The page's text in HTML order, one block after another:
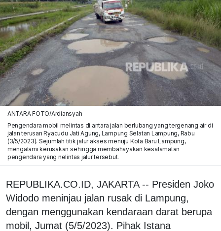
ANTARA FOTO/Ardiansyah
Pengendara mobil melintas di antara jalan berlubang yang tergenang air di
jalan terusan Ryacudu Jati Agung, Lampung Selatan Lampung, Rabu
(3/5/2023). Sejumlah titik jalur akses menuju Kota Baru Lampung,
mengalami kerusakan sehingga membahayakan kesalamatan
pengendara yang nelintas jalur tersebut.
REPUBLIKA.CO.ID, JAKARTA -- Presiden Joko
Widodo meninjau jalan rusak di Lampung,
dengan menggunakan kendaraan darat berupa
mobil, Jumat (5/5/2023). Pihak Istana